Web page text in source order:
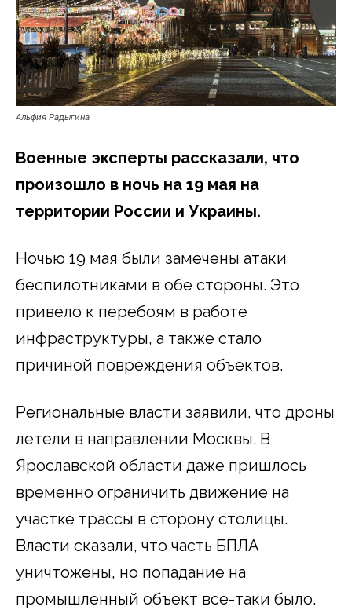
Альфия Радыгина
Военные эксперты рассказали, что
произошло в ночь на 19 мая на
территории России и Украины.
Ночью 19 мая были замечены атаки
беспилотниками в обе стороны. Это
привело к перебоям в работе
инфраструктуры, а также стало
причиной повреждения объектов.
Региональные власти заявили, что дроны
летели в направлении Москвы. В
Ярославской области даже пришлось
временно ограничить движение на
участке трассы в сторону столицы.
Власти сказали, что часть БПЛА
уничтожены, но попадание на
промышленный объект все-таки было.